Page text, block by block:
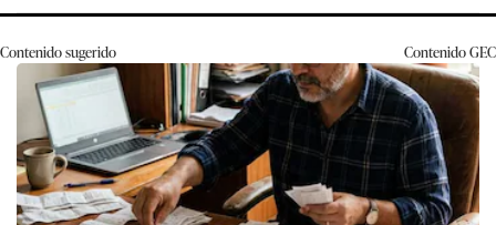
Contenido sugerido ContenidoGEC